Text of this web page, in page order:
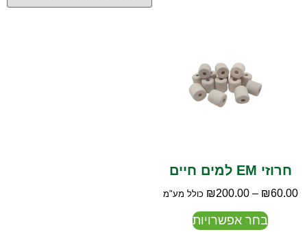
חרוזי EM למים חיים
₪60.00
–
₪200.00 כולל מע"מ
בחר אפשרויות